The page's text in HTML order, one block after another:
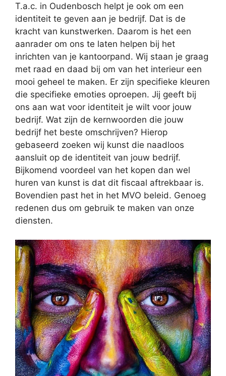
T.a.c. in Oudenbosch helpt je ook om een
identiteit te geven aan je bedrijf. Dat is de
kracht van kunstwerken. Daarom is het een
aanrader om ons te laten helpen bij het
inrichten van je kantoorpand. Wij staan je graag
met raad en daad bij om van het interieur een
mooi geheel te maken. Er zijn specifieke kleuren
die specifieke emoties oproepen. Jij geeft bij
ons aan wat voor identiteit je wilt voor jouw
bedrijf. Wat zijn de kernwoorden die jouw
bedrijf het beste omschrijven? Hierop
gebaseerd zoeken wij kunst die naadloos
aansluit op de identiteit van jouw bedrijf.
Bijkomend voordeel van het kopen dan wel
huren van kunst is dat dit fiscaal aftrekbaar is.
Bovendien past het in het MVO beleid. Genoeg
redenen dus om gebruik te maken van onze
diensten.